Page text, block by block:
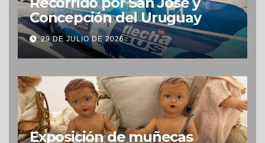
Concepción del Uruguay
29 DE JULIO DE 2026
Exposición de muñecas